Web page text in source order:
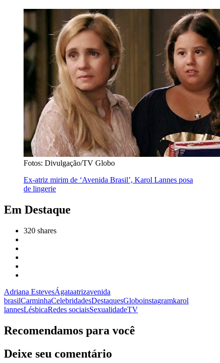
Fotos: Divulgação/TV Globo
Ex-atriz mirim de ‘Avenida Brasil’, Karol Lannes posa
de lingerie
Em Destaque
320 shares
Adriana EstevesÁgataatrizavenida
brasilCarminhaCelebridadesDestaquesGloboinstagramkarol
lannesLésbicaRedes sociaisSexualidadeTV
Recomendamos para você
Deixe seu comentário